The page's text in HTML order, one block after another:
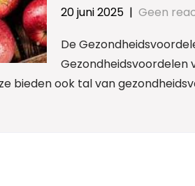
20 juni 2025 | Geen
De
Gezondheidsvoordelen
bieden ook tal van